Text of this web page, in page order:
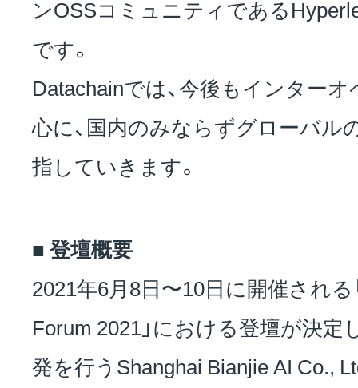
ンOSSコミュニティである
です。
Datachainでは、今後もインター
心に、国内のみならずグローバル
指していきます。
■ 登壇概要
2021年6月8日〜10日に開催される
Forum 2021」における登壇が決定
発を行うShanghai Bianjie AI Co.,